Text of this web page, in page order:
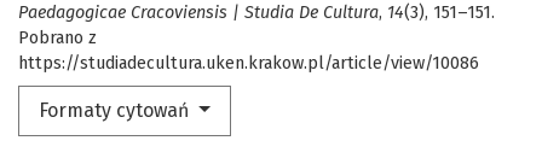
Paedagogicae Cracoviensis | Studia De Cultura, 14(3), 151–151.
Pobrano z
https://studiadecultura.uken.krakow.pl/article/view/10086
Formaty cytowań